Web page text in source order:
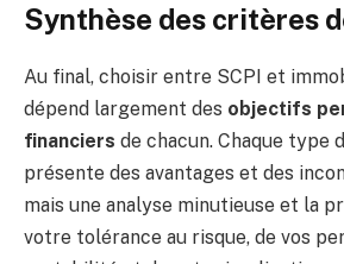
Synthèse des critères
Au final, choisir entre SCPI et
dépend largement des objectifs
financiers de chacun. Chaque type
présente des avantages et des
mais une analyse minutieuse et la
votre tolérance au risque, de vos